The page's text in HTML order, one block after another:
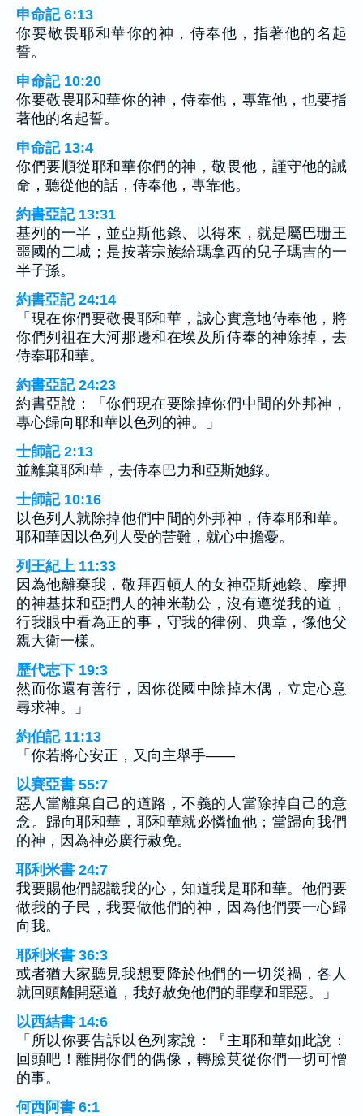
申命記 6:13
你要敬畏耶和華你的神，侍奉他，指著他的名起
誓。
申命記 10:20
你要敬畏耶和華你的神，侍奉他，專靠他，也要指
著他的名起誓。
申命記 13:4
你們要順從耶和華你們的神，敬畏他，謹守他的誡
命，聽從他的話，侍奉他，專靠他。
約書亞記 13:31
基列的一半，並亞斯他錄、以得來，就是屬巴珊王
噩國的二城；是按著宗族給瑪拿西的兒子瑪吉的一
半子孫。
約書亞記 24:14
「現在你們要敬畏耶和華，誠心實意地侍奉他，將
你們列祖在大河那邊和在埃及所侍奉的神除掉，去
侍奉耶和華。
約書亞記 24:23
約書亞說：「你們現在要除掉你們中間的外邦神，
專心歸向耶和華以色列的神。」
士師記 2:13
並離棄耶和華，去侍奉巴力和亞斯她錄。
士師記 10:16
以色列人就除掉他們中間的外邦神，侍奉耶和華。
耶和華因以色列人受的苦難，就心中擔憂。
列王紀上 11:33
因為他離棄我，敬拜西頓人的女神亞斯她錄、摩押
的神基抹和亞捫人的神米勒公，沒有遵從我的道，
行我眼中看為正的事，守我的律例、典章，像他父
親大衛一樣。
歷代志下 19:3
然而你還有善行，因你從國中除掉木偶，立定心意
尋求神。」
約伯記 11:13
「你若將心安正，又向主舉手——
以賽亞書 55:7
惡人當離棄自己的道路，不義的人當除掉自己的意
念。歸向耶和華，耶和華就必憐恤他；當歸向我們
的神，因為神必廣行赦免。
耶利米書 24:7
我要賜他們認識我的心，知道我是耶和華。他們要
做我的子民，我要做他們的神，因為他們要一心歸
向我。
耶利米書 36:3
或者猶大家聽見我想要降於他們的一切災禍，各人
就回頭離開惡道，我好赦免他們的罪孽和罪惡。」
以西結書 14:6
「所以你要告訴以色列家說：『主耶和華如此說：
回頭吧！離開你們的偶像，轉臉莫從你們一切可憎
的事。
何西阿書 6:1